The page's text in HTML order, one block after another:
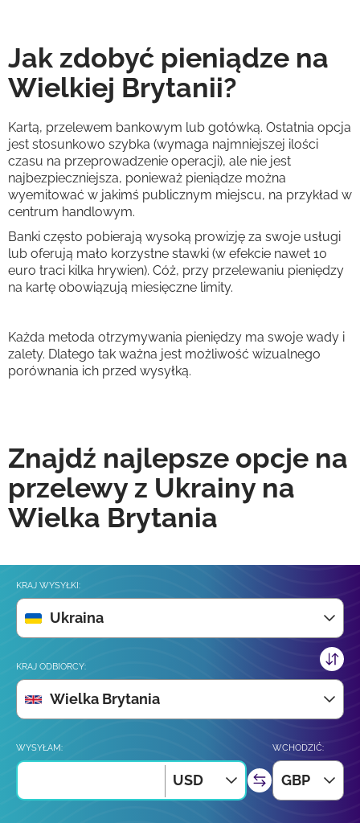
Jak zdobyć pieniądze na
Wielkiej Brytanii?
Kartą, przelewem bankowym lub gotówką. Ostatnia opcja
jest stosunkowo szybka (wymaga najmniejszej ilości
czasu na przeprowadzenie operacji), ale nie jest
najbezpieczniejsza, ponieważ pieniądze można
wyemitować w jakimś publicznym miejscu, na przykład w
centrum handlowym.
Banki często pobierają wysoką prowizję za swoje usługi
lub oferują mało korzystne stawki (w efekcie nawet 10
euro traci kilka hrywien). Cóż, przy przelewaniu pieniędzy
na kartę obowiązują miesięczne limity.
Każda metoda otrzymywania pieniędzy ma swoje wady i
zalety. Dlatego tak ważna jest możliwość wizualnego
porównania ich przed wysyłką.
Znajdź najlepsze opcje na
przelewy z Ukrainy na
Wielka Brytania
KRAJ WYSYŁKI:
Ukraina
KRAJ ODBIORCY:
Wielka Brytania
WYSYŁAM:
USD
WCHODZIĆ:
GBP